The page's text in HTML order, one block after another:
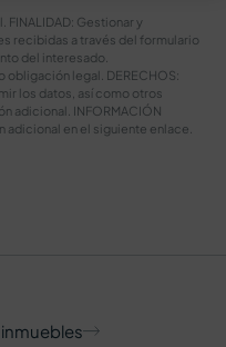
FINALIDAD: Gestionar y
recibidas a través del formulario
del interesado.
obligación legal. DERECHOS:
los datos, así como otros
adicional. INFORMACIÓN
adicional en el siguiente enlace